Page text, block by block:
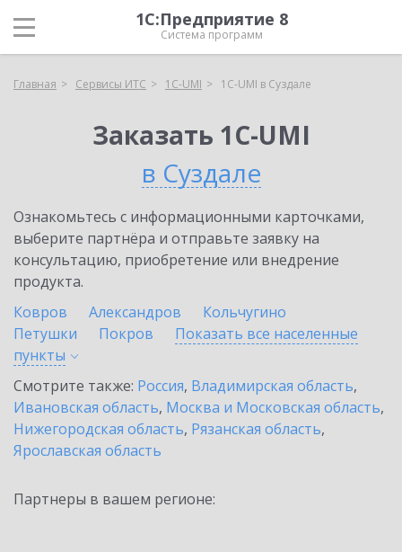
1С:Предприятие 8
Система программ
Главная Сервисы ИТС 1C-UMI 1C-UMI в Суздале
Заказать 1C-UMI
в Суздале
Ознакомьтесь с информационными карточками,
выберите партнёра и отправьте заявку на
консультацию, приобретение или внедрение
продукта.
Ковров
Александров
Кольчугино
Петушки
Покров
Показать все населенные
пункты
Смотрите также: Россия, Владимирская область,
Ивановская область, Москва и Московская область,
Нижегородская область, Рязанская область,
Ярославская область
Партнеры в вашем регионе: